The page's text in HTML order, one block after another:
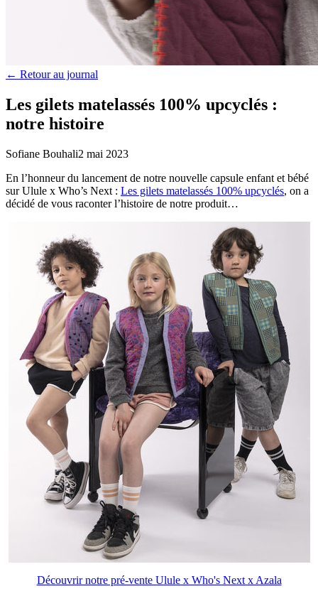
← Retour au journal
Les gilets matelassés 100% upcyclés :
notre histoire
Sofiane Bouhali2 mai 2023
En l’honneur du lancement de notre nouvelle capsule enfant et bébé
sur Ulule x Who’s Next : Les gilets matelassés 100% upcyclés, on a
décidé de vous raconter l’histoire de notre produit…
Découvrir notre pré-vente Ulule x Who's Next x Azala